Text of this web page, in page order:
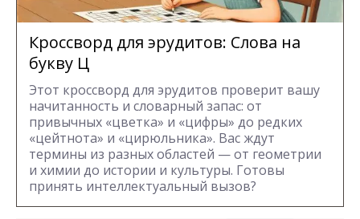
Кроссворд для эрудитов: Cлова на
букву Ц
Этот кроссворд для эрудитов проверит вашу
начитанность и словарный запас: от
привычных «цветка» и «цифры» до редких
«цейтнота» и «цирюльника». Вас ждут
термины из разных областей — от геометрии
и химии до истории и культуры. Готовы
принять интеллектуальный вызов?